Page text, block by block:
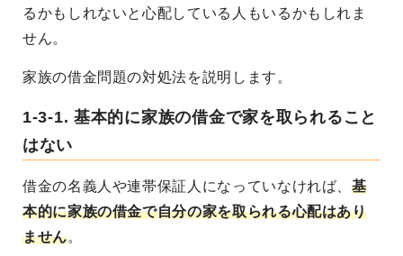
るかもしれないと心配している人もいるかもしれま
せん。
家族の借金問題の対処法を説明します。
1-3-1. 基本的に家族の借金で家を取られること
はない
借金の名義人や連帯保証人になっていなければ、基
本的に家族の借金で自分の家を取られる心配はあり
ません。